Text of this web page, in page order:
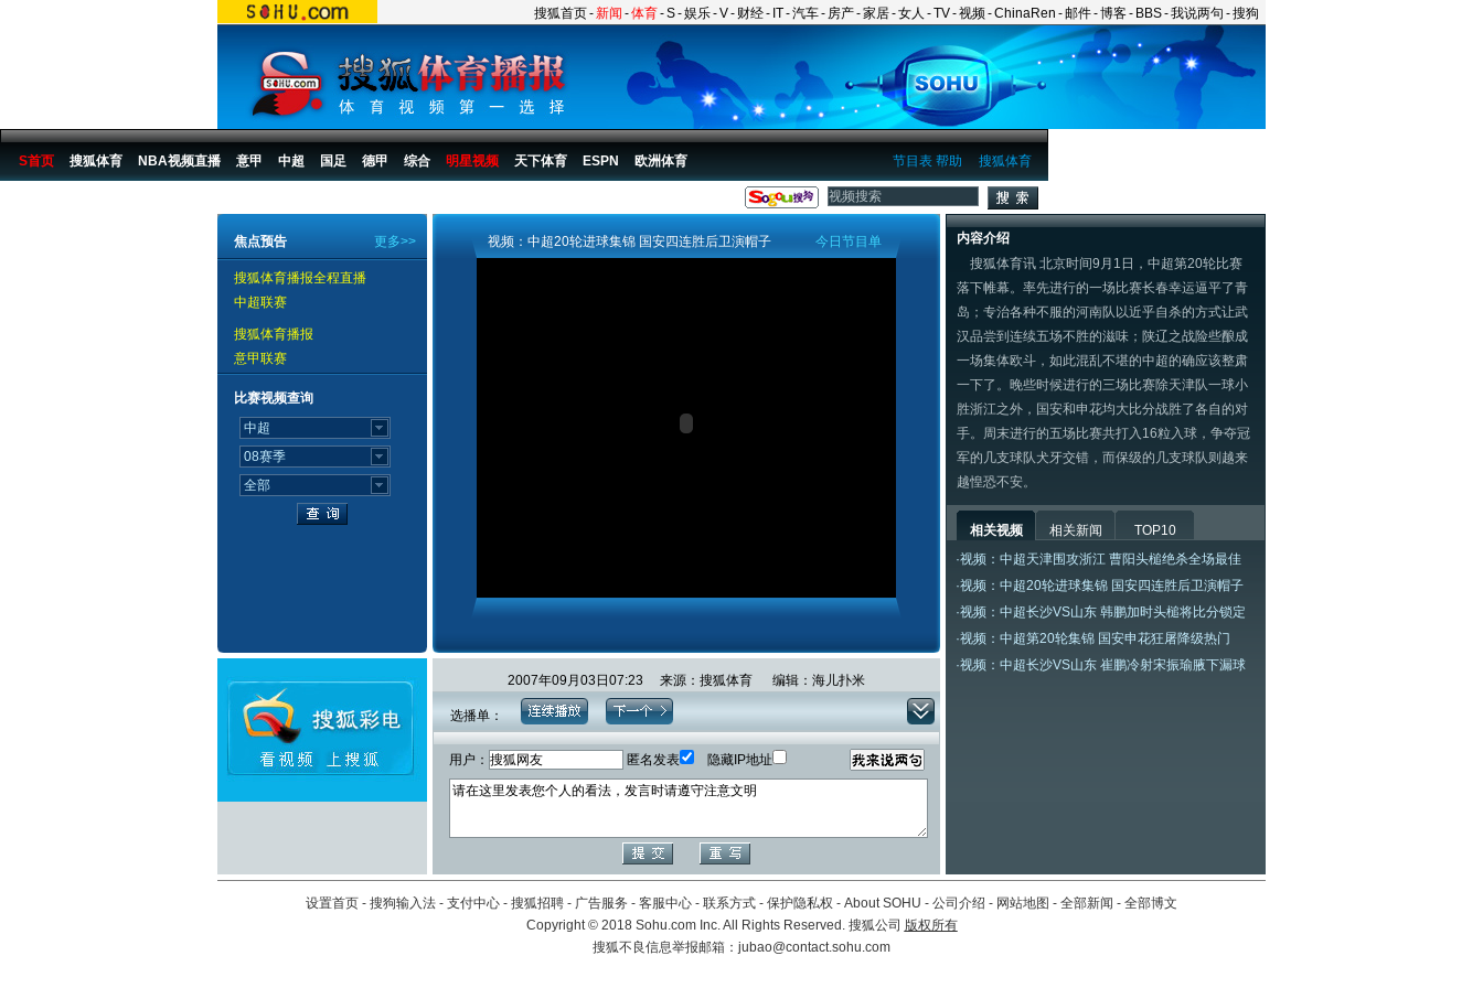
搜狐首页-新闻 -体育-S-娱乐-V- 财经- IT-汽车- 房产-家居-女人 -TV-视频-ChinaRen -邮件-博客- BBS-我说两句 -搜狗
搜狐体育
节目表 帮助
S首页 搜狐体育 NBA视频直播 意甲 中超 国足 德甲 综合 明星视频 天下体育 ESPN 欧洲体育
更多>>
焦点预告
搜狐体育播报全程直播
中超联赛
搜狐体育播报
意甲联赛
比赛视频查询
今日节目单
视频：中超20轮进球集锦 国安四连胜后卫演帽子
2007年09月03日07:23 来源：搜狐体育 编辑：海儿扑米
选播单：
用户： 匿名发表 隐藏IP地址
内容介绍
搜狐体育讯 北京时间9月1日，中超第20轮比赛
落下帷幕。率先进行的一场比赛长春幸运逼平了青
岛；专治各种不服的河南队以近乎自杀的方式让武
汉品尝到连续五场不胜的滋味；陕辽之战险些酿成
一场集体欧斗，如此混乱不堪的中超的确应该整肃
一下了。晚些时候进行的三场比赛除天津队一球小
胜浙江之外，国安和申花均大比分战胜了各自的对
手。周末进行的五场比赛共打入16粒入球，争夺冠
军的几支球队犬牙交错，而保级的几支球队则越来
越惶恐不安。
相关视频 相关新闻
TOP10
·视频：中超天津围攻浙江 曹阳头槌绝杀全场最佳
·视频：中超20轮进球集锦 国安四连胜后卫演帽子
·视频：中超长沙VS山东 韩鹏加时头槌将比分锁定
·视频：中超第20轮集锦 国安申花狂屠降级热门
·视频：中超长沙VS山东 崔鹏冷射宋振瑜腋下漏球
设置首页 - 搜狗输入法 - 支付中心 - 搜狐招聘 - 广告服务 - 客服中心 - 联系方式 - 保护隐私权 - About SOHU - 公司介绍 - 网站地图 - 全部新闻 - 全部博文
Copyright©2018 Sohu.com Inc. All Rights Reserved. 搜狐公司 版权所有
搜狐不良信息举报邮箱： jubao@contact.sohu.com